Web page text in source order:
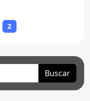
2
Buscar